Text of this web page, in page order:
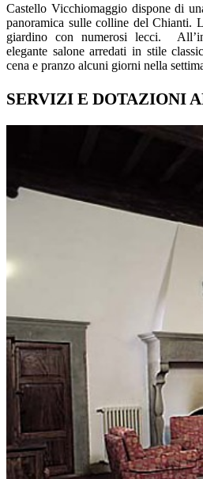
Castello Vicchiomaggio dispone di
panoramica sulle colline del Chianti.
giardino con numerosi lecci.
elegante salone arredati in stile
cena e pranzo alcuni giorni nella
SERVIZI E DOTAZIONI